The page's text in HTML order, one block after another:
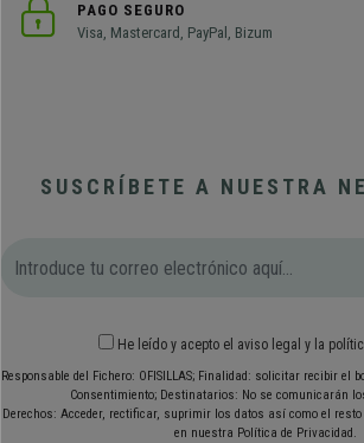
PAGO SEGURO
Visa, Mastercard, PayPal, Bizum
SUSCRÍBETE A NUESTRA
He leído y acepto el aviso legal y la
Responsable del Fichero: OFISILLAS; Finalidad: solicitar recibir el
Consentimiento; Destinatarios: No se comunicarán
Derechos: Acceder, rectificar, suprimir los datos así como el
en nuestra Política de Privacidad.